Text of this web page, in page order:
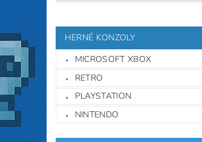
HERNÉ KONZOLY
MICROSOFT XBOX
RETRO
PLAYSTATION
NINTENDO